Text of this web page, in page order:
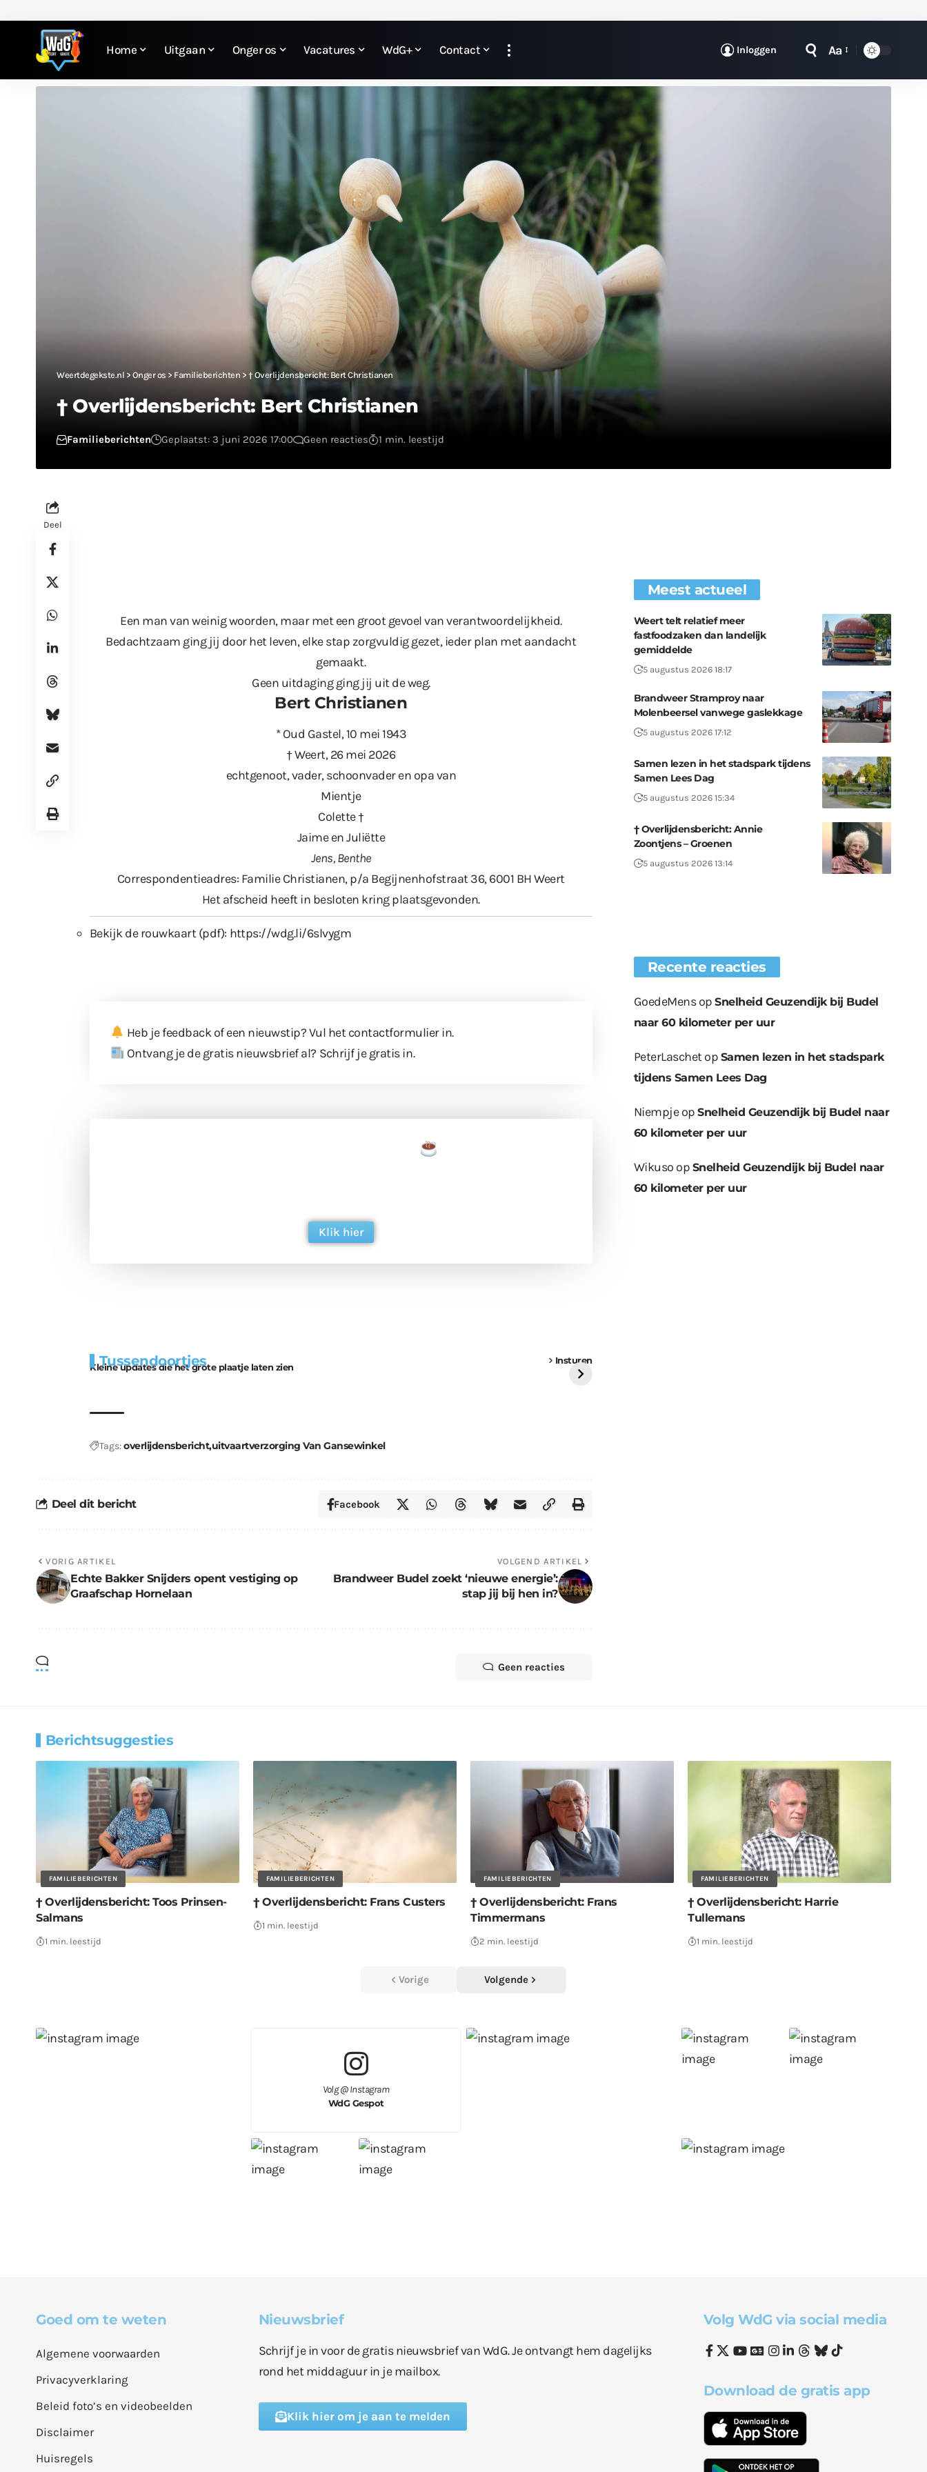
Home Uitgaan Onger os Vacatures WdG+ Contact Inloggen Aa
Weertdegekste.nl > Onger os > Familieberichten > † Overlijdensbericht: Bert Christianen
† Overlijdensbericht: Bert Christianen
Familieberichten Geplaatst: 3 juni 2026 17:00 Geen reacties 1 min. leestijd
Deel
Een man van weinig woorden, maar met een groot gevoel van verantwoordelijkheid.
Bedachtzaam ging jij door het leven, elke stap zorgvuldig gezet, ieder plan met aandacht
gemaakt.
Geen uitdaging ging jij uit de weg.
Bert Christianen
* Oud Gastel, 10 mei 1943
† Weert, 26 mei 2026
echtgenoot, vader, schoonvader en opa van
Mientje
Colette †
Jaime en Juliëtte
Jens, Benthe
Correspondentieadres: Familie Christianen, p/a Begijnenhofstraat 36, 6001 BH Weert
Het afscheid heeft in besloten kring plaatsgevonden.
Bekijk de rouwkaart (pdf): https://wdg.li/6slvygm
Heb je feedback of een nieuwstip? Vul het contactformulierin.
Ontvang je de gratis nieuwsbrief al? Schrijf je gratis in.
Klik hier
Tussendoortjes Insturen
Kleine updates die het grote plaatje laten zien
bouwmateriaal voor
kabouters
Tags:overlijdensberichtuitvaartverzorging Van Gansewinkel
Deel dit bericht Facebook
VORIG ARTIKEL
Echte Bakker Snijders opent vestiging op
Graafschap Hornelaan
VOLGEND ARTIKEL
Brandweer Budel zoekt ‘nieuwe energie’:
stap jij bij hen in?
Geen reacties
Meest actueel
Weert telt relatief meer
fastfoodzaken dan landelijk
gemiddelde
5 augustus 2026 18:17
Brandweer Stramproy naar
Molenbeersel vanwege gaslekkage
5 augustus 2026 17:12
Samen lezen in het stadspark tijdens
Samen Lees Dag
5 augustus 2026 15:34
† Overlijdensbericht: Annie
Zoontjens – Groenen
5 augustus 2026 13:14
Recente reacties
GoedeMensopSnelheid Geuzendijk bij Budel
naar 60 kilometer per uur
PeterLaschetop Samen lezen in het stadspark
tijdens Samen Lees Dag
NiempjeopSnelheid Geuzendijk bij Budel naar
60 kilometer per uur
Wikuso op Snelheid Geuzendijk bij Budel naar
60 kilometer per uur
Berichtsuggesties
FAMILIEBERICHTEN
† Overlijdensbericht: Toos Prinsen-
Salmans
1 min. leestijd
FAMILIEBERICHTEN
† Overlijdensbericht: Frans Custers
1 min. leestijd
FAMILIEBERICHTEN
† Overlijdensbericht: Frans
Timmermans
2 min. leestijd
FAMILIEBERICHTEN
† Overlijdensbericht: Harrie
Tullemans
1 min. leestijd
Vorige Volgende
Volg @ Instagram
WdG Gespot
Goed om te weten
Algemene voorwaarden
Privacyverklaring
Beleid foto’s en videobeelden
Disclaimer
Huisregels
Nieuwsbrief
Schrijf je in voor de gratis nieuwsbrief van WdG. Je ontvangt hem dagelijks
rond het middaguur in je mailbox.
Klik hier om je aan te melden
Volg WdG via social media
Download de gratis app